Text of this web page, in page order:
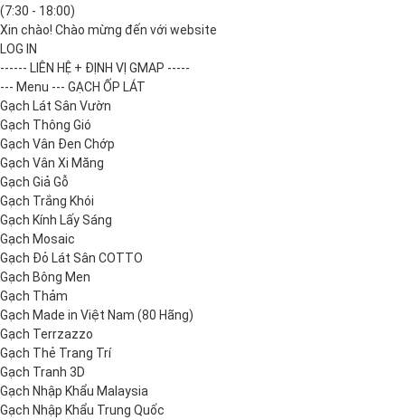
(7:30 - 18:00)
Xin chào! Chào mừng đến với website
LOG IN
------ LIÊN HỆ + ĐỊNH VỊ GMAP -----
--- Menu --- GẠCH ỐP LÁT
Gạch Lát Sân Vườn
Gạch Thông Gió
Gạch Vân Đen Chớp
Gạch Vân Xi Măng
Gạch Giả Gỗ
Gạch Trắng Khói
Gạch Kính Lấy Sáng
Gạch Mosaic
Gạch Đỏ Lát Sân COTTO
Gạch Bông Men
Gạch Thảm
Gạch Made in Việt Nam (80 Hãng)
Gạch Terrzazzo
Gạch Thẻ Trang Trí
Gạch Tranh 3D
Gạch Nhập Khẩu Malaysia
Gạch Nhập Khẩu Trung Quốc